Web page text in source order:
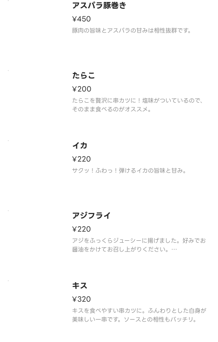
アスパラ豚巻き
¥450
豚肉の旨味とアスパラの甘みは相性抜群です。
たらこ
¥200
たらこを贅沢に串カツに！塩味がついているので、
そのまま食べるのがオススメ。
イカ
¥220
サクッ！ふわっ！弾けるイカの旨味と甘み。
アジフライ
¥220
アジをふっくらジューシーに揚げました。好みでお
醤油をかけてお召し上がりください。
キス
¥320
キスを食べやすい串カツに。ふんわりとした白身が
美味しい一串です。ソースとの相性もバッチリ。